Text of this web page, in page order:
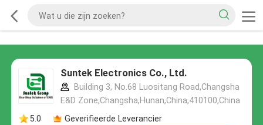
Suntek Electronics Co., Ltd.
Building 3, No.68 Luositang Road,Changsha
E&D Zone,Changsha,Hunan,China,410100,China
5.0
Geverifieerde Leverancier